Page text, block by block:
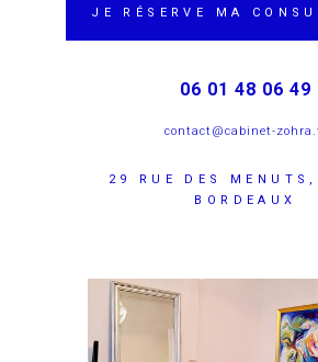
JE RÉSERVE MA
06 01 48 06 49
contact@cabinet-
29 RUE DES
BORDEAUX